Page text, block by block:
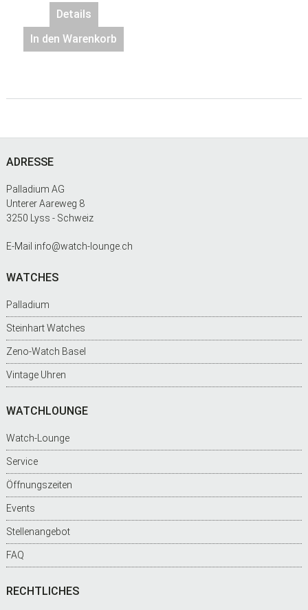
Details
In den Warenkorb
Footer
ADRESSE
Palladium AG
Unterer Aareweg 8
3250 Lyss - Schweiz
E-Mail info@watch-lounge.ch
WATCHES
Palladium
Steinhart Watches
Zeno-Watch Basel
Vintage Uhren
WATCHLOUNGE
Watch-Lounge
Service
Öffnungszeiten
Events
Stellenangebot
FAQ
RECHTLICHES